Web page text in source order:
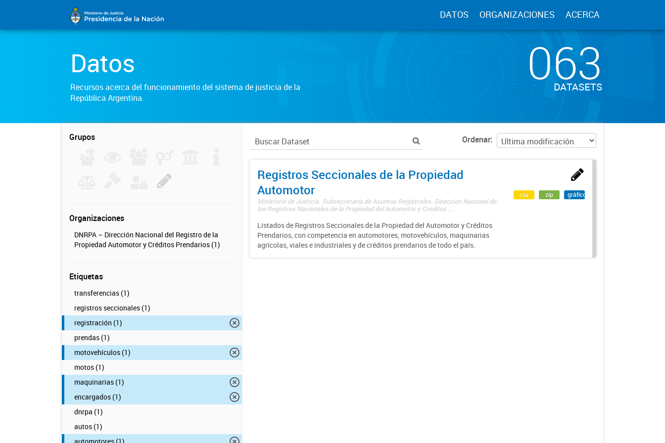
DATOS ORGANIZACIONES ACERCA
Datos
Recursos acerca del funcionamiento del sistema de justicia de la
República Argentina.
063
DATASETS
Grupos
Organizaciones
DNRPA – Dirección Nacional del Registro de la
Propiedad Automotor y Créditos Prendarios (1)
Etiquetas
transferencias (1)
registros seccionales (1)
registración (1)
prendas (1)
motovehículos (1)
motos (1)
maquinarias (1)
encargados (1)
dnrpa (1)
autos (1)
Ordenar
Registros Seccionales de la Propiedad
Automotor
Ministerio de Justicia. Subsecretaría de Asuntos Registrales. Dirección Nacional de
los Registros Nacionales de la Propiedad del Automotor y Créditos ...
Listados de Registros Seccionales de la Propiedad del Automotor y Créditos
Prendarios, con competencia en automotores, motovehículos, maquinarias
agrícolas, viales e industriales y de créditos prendarios de todo el país.
csv zip gráfico